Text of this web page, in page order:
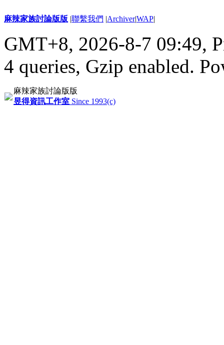
麻辣家族討論版版 |聯繫我們 |Archiver|WAP|
GMT+8, 2026-8-7 09:49,
4 queries, Gzip enabled.
麻辣家族討論版版
昱得資訊工作室 Since 1993(c)